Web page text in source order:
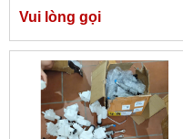
Vui lòng gọi